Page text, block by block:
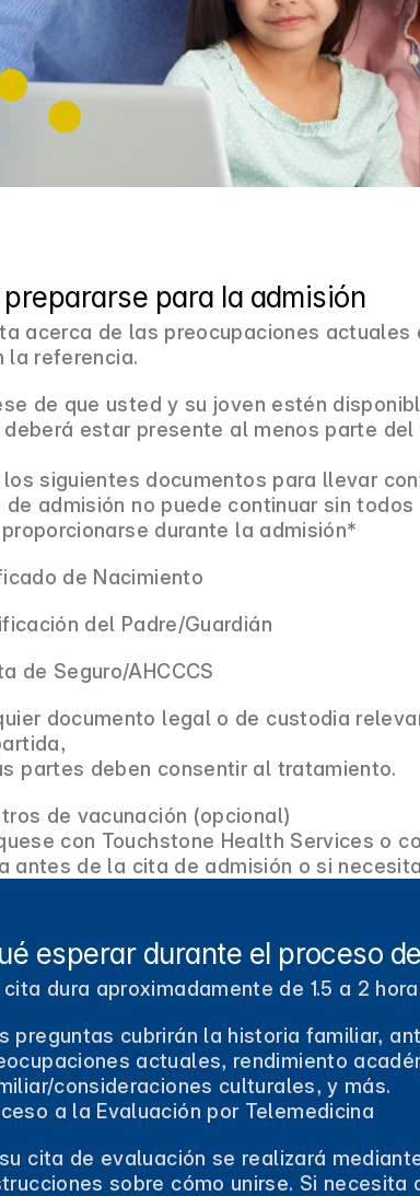
prepararse para la admisión
acerca de las preocupaciones
la referencia.
de que usted y su joven estén
estar presente al menos parte
los siguientes documentos para llevar
de admisión no puede continuar sin
durante la admisión*
de Nacimiento
del Padre/Guardián
de Seguro/AHCCCS
documento legal o de custodia
partes deben consentir al tratamiento.
de vacunación (opcional)
con Touchstone Health Services o
antes de la cita de admisión o si
esperar durante el proceso
cita dura aproximadamente de 1.5 a 2
preguntas cubrirán la historia familiar,
actuales, rendimiento
consideraciones culturales, y más.
a la Evaluación por Telemedicina
cita de evaluación se realizará
sobre cómo unirse. Si